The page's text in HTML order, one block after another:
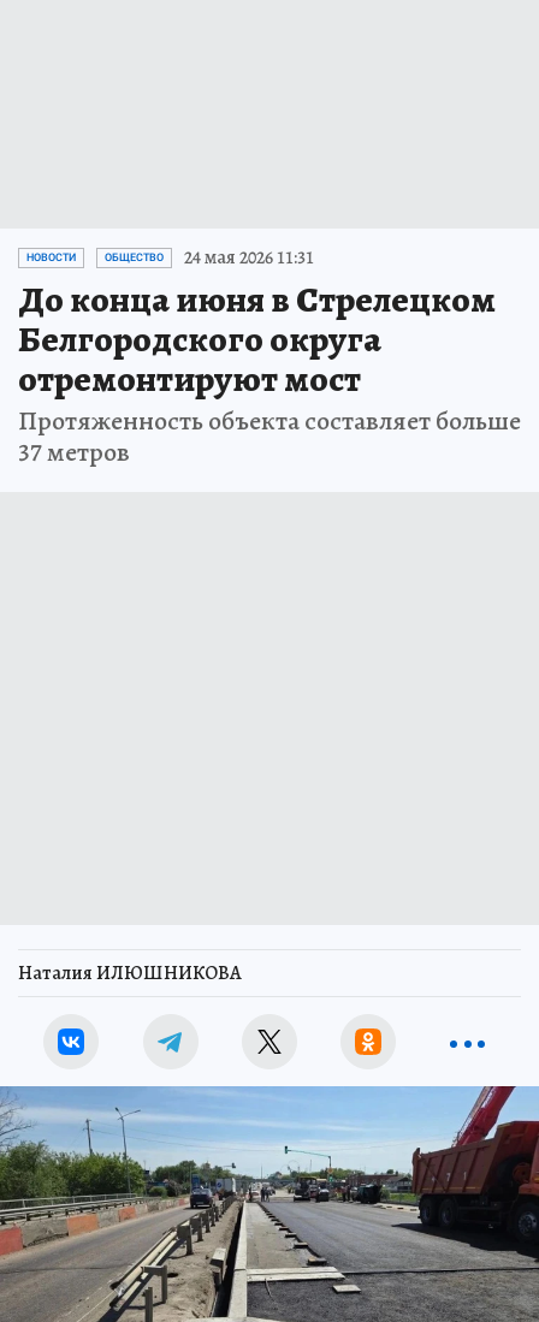
НОВОСТИ ОБЩЕСТВО 24 мая 2026 11:31
До конца июня в Стрелецком
Белгородского округа
отремонтируют мост
Протяженность объекта составляет больше
37 метров
Наталия ИЛЮШНИКОВА